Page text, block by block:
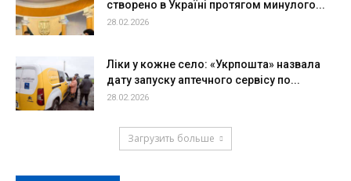
створено в Україні протягом минулого...
28.02.2026
Ліки у кожне село: «Укрпошта» назвала
дату запуску аптечного сервісу по...
28.02.2026
Загрузить больше